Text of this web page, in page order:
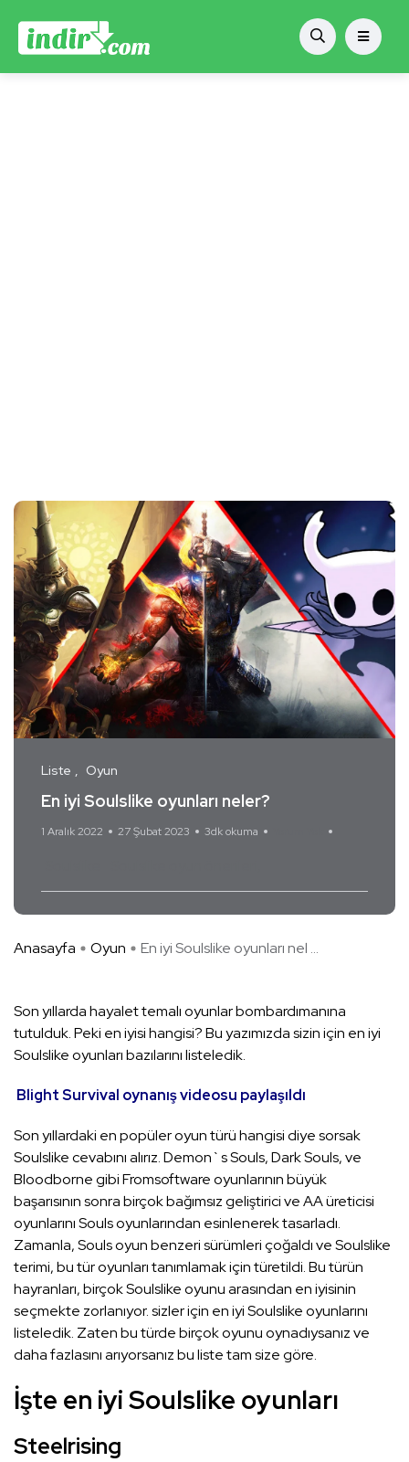
Liste Oyun
En iyi Soulslike oyunları neler?
1 Aralık 2022 27 Şubat 2023 3dk okuma
Anasayfa Oyun En iyi Soulslike oyunları nel ...
Son yıllarda hayalet temalı oyunlar bombardımanına
tutulduk. Peki en iyisi hangisi? Bu yazımızda sizin için en iyi
Soulslike oyunları bazılarını listeledik.
Blight Survival oynanış videosu paylaşıldı
Son yıllardaki en popüler oyun türü hangisi diye sorsak
Soulslike cevabını alırız. Demon`s Souls, Dark Souls, ve
Bloodborne gibi Fromsoftware oyunlarının büyük
başarısının sonra birçok bağımsız geliştirici ve AA üreticisi
oyunlarını Souls oyunlarından esinlenerek tasarladı.
Zamanla, Souls oyun benzeri sürümleri çoğaldı ve Soulslike
terimi, bu tür oyunları tanımlamak için türetildi. Bu türün
hayranları, birçok Soulslike oyunu arasından en iyisinin
seçmekte zorlanıyor. sizler için en iyi Soulslike oyunlarını
listeledik. Zaten bu türde birçok oyunu oynadıysanız ve
daha fazlasını arıyorsanız bu liste tam size göre.
İşte en iyi Soulslike oyunları
Steelrising